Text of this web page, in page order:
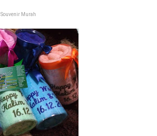
Souvenir Murah